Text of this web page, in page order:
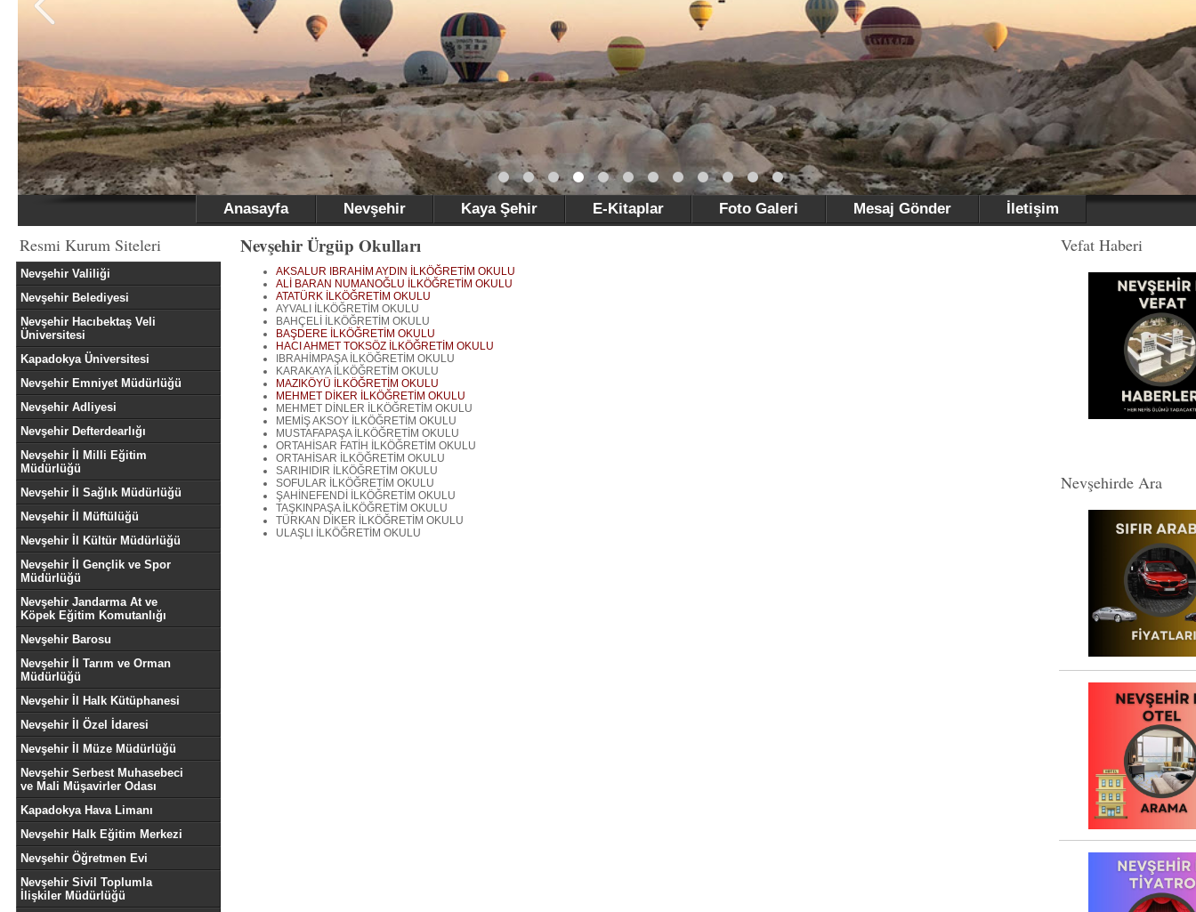
Anasayfa Nevşehir Kaya Şehir E-Kitaplar Foto Galeri Mesaj Gönder İletişim
Resmi Kurum Siteleri
Nevşehir Valiliği
Nevşehir Belediyesi
Nevşehir Hacıbektaş Veli
Üniversitesi
Kapadokya Üniversitesi
Nevşehir Emniyet Müdürlüğü
Nevşehir Adliyesi
Nevşehir Defterdearlığı
Nevşehir İl Milli Eğitim
Müdürlüğü
Nevşehir İl Sağlık Müdürlüğü
Nevşehir İl Müftülüğü
Nevşehir İl Kültür Müdürlüğü
Nevşehir İl Gençlik ve Spor
Müdürlüğü
Nevşehir Jandarma At ve
Köpek Eğitim Komutanlığı
Nevşehir Barosu
Nevşehir İl Tarım ve Orman
Müdürlüğü
Nevşehir İl Halk Kütüphanesi
Nevşehir İl Özel İdaresi
Nevşehir İl Müze Müdürlüğü
Nevşehir Serbest Muhasebeci
ve Mali Müşavirler Odası
Kapadokya Hava Limanı
Nevşehir Halk Eğitim Merkezi
Nevşehir Öğretmen Evi
Nevşehir Sivil Toplumla
İlişkiler Müdürlüğü
Nevşehir Ürgüp Okulları
AKSALUR IBRAHİM AYDIN İLKÖĞRETİM OKULU
ALİ BARAN NUMANOĞLU İLKÖĞRETİM OKULU
ATATÜRK İLKÖĞRETİM OKULU
AYVALI İLKÖĞRETİM OKULU
BAHÇELİ İLKÖĞRETİM OKULU
BAŞDERE İLKÖĞRETİM OKULU
HACI AHMET TOKSÖZ İLKÖĞRETİM OKULU
IBRAHİMPAŞA İLKÖĞRETİM OKULU
KARAKAYA İLKÖĞRETİM OKULU
MAZIKÖYÜ İLKÖĞRETİM OKULU
MEHMET DİKER İLKÖĞRETİM OKULU
MEHMET DİNLER İLKÖĞRETİM OKULU
MEMİŞ AKSOY İLKÖĞRETİM OKULU
MUSTAFAPAŞA İLKÖĞRETİM OKULU
ORTAHİSAR FATİH İLKÖĞRETİM OKULU
ORTAHİSAR İLKÖĞRETİM OKULU
SARIHIDIR İLKÖĞRETİM OKULU
SOFULAR İLKÖĞRETİM OKULU
ŞAHİNEFENDİ İLKÖĞRETİM OKULU
TAŞKINPAŞA İLKÖĞRETİM OKULU
TÜRKAN DİKER İLKÖĞRETİM OKULU
ULAŞLI İLKÖĞRETİM OKULU
Vefat Haberi
Nevşehirde Ara